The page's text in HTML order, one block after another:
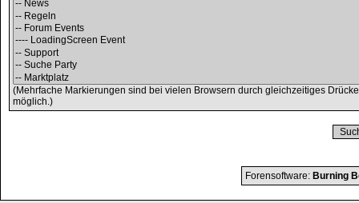
(Mehrfache Markierungen sind bei vielen Browsern durch gleichzeitiges
möglich.)
Forensoftware: Burning